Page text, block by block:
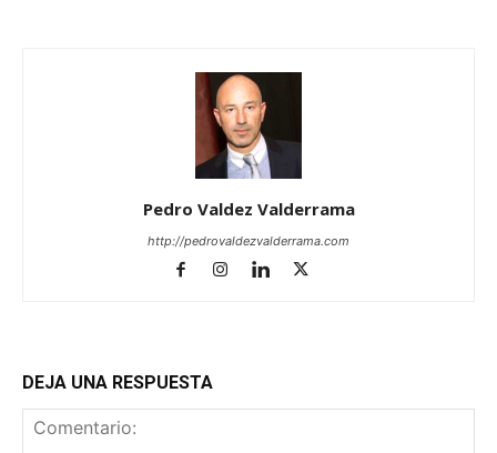
Pedro Valdez Valderrama
http://pedrovaldezvalderrama.com
DEJA UNA RESPUESTA